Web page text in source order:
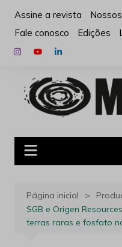
para
conteúdo
Assine a revista
Fale conosco
Edições
Página inicial
SGB e Origen
terras raras e fosfato